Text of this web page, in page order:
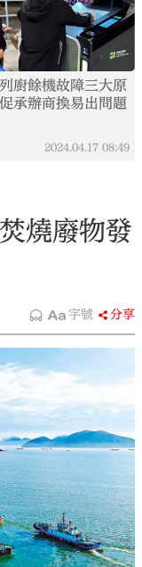
廚餘機故障三大原
承辦商換易出問題
2024.04.17 08:49
燒廢物發
字號 分享